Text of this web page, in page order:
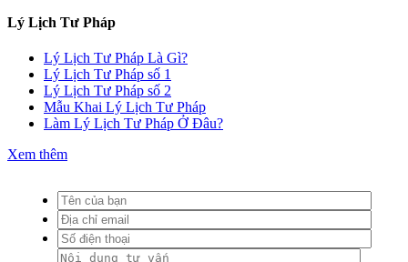
Lý Lịch Tư Pháp
Lý Lịch Tư Pháp Là Gì?
Lý Lịch Tư Pháp số 1
Lý Lịch Tư Pháp số 2
Mẫu Khai Lý Lịch Tư Pháp
Làm Lý Lịch Tư Pháp Ở Đâu?
Xem thêm